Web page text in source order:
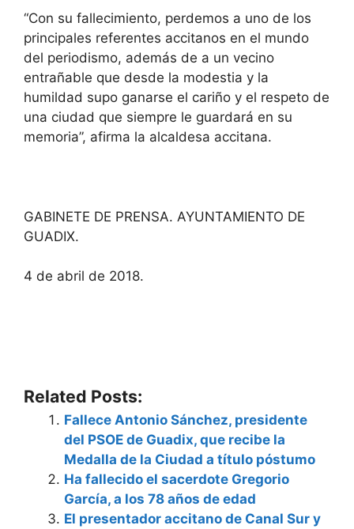
“Con su fallecimiento, perdemos a uno de los
principales referentes accitanos en el mundo
del periodismo, además de a un vecino
entrañable que desde la modestia y la
humildad supo ganarse el cariño y el respeto de
una ciudad que siempre le guardará en su
memoria”, afirma la alcaldesa accitana.
GABINETE DE PRENSA. AYUNTAMIENTO DE
GUADIX.
4 de abril de 2018.
Related Posts:
Fallece Antonio Sánchez, presidente
del PSOE de Guadix, que recibe la
Medalla de la Ciudad a título póstumo
Ha fallecido el sacerdote Gregorio
García, a los 78 años de edad
El presentador accitano de Canal Sur y